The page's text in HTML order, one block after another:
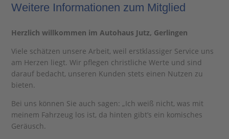
Weitere Informationen zum Mitglied
Herzlich willkommen im Autohaus Jutz, Gerlingen
Viele schätzen unsere Arbeit, weil erstklassiger Service uns
am Herzen liegt. Wir pflegen christliche Werte und sind
darauf bedacht, unseren Kunden stets einen Nutzen zu
bieten.
Bei uns können Sie auch sagen: „Ich weiß nicht, was mit
meinem Fahrzeug los ist, da hinten gibt’s ein komisches
Geräusch.